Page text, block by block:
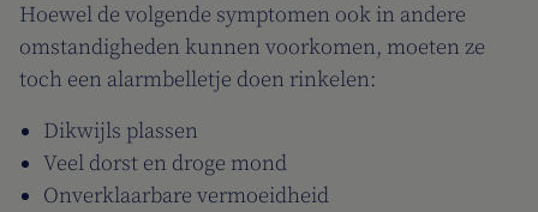
Hoewel de volgende symptomen ook in andere
omstandigheden kunnen voorkomen, moeten ze
toch een alarmbelletje doen rinkelen:
Dikwijls plassen
Veel dorst en droge mond
Onverklaarbare vermoeidheid